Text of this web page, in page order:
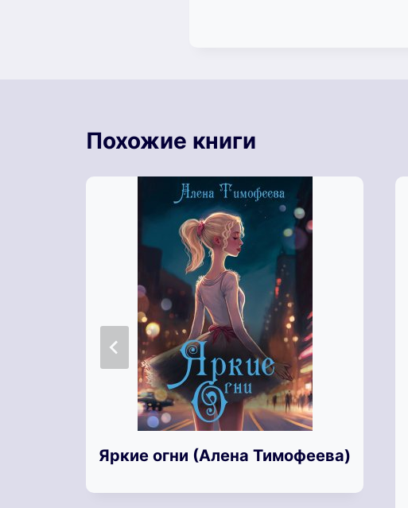
Похожие книги
Яркие огни (Алена Тимофеева)